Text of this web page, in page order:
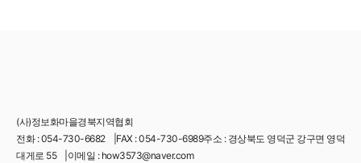
(사)정보화마을경북지역협회
전화 : 054-730-6682
FAX : 054-730-6989주소 : 경상북도 영덕군 강구면 영덕
대게로 55
이메일 : how3573@naver.com